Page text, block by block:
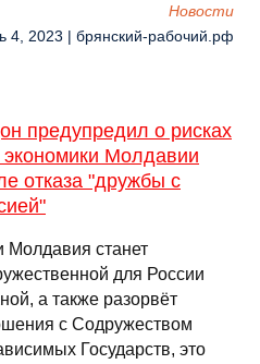
Новости
4, 2023 | брянский-рабочий.рф
предупредил о рисках
Молдавии
отказа "дружбы с
Молдавия станет
для России
а также разорвёт
с Содружеством
Государств, это